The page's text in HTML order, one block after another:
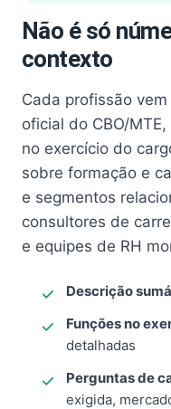
Não é só
contexto
Cada profissão
oficial do CBO/
no exercício do
sobre formação e
e segmentos
consultores de
e equipes de RH
Descrição
Funções no
detalhadas
Perguntas de
exigida,